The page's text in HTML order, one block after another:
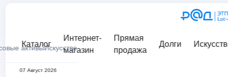
активыИскусство
Каталог
Интернет-
магазин
Прямая
продажа
Долги
07 Август 2026